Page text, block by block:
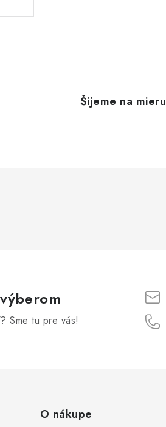
Šijeme na mieru
Sme tu pre vás!
O nákupe